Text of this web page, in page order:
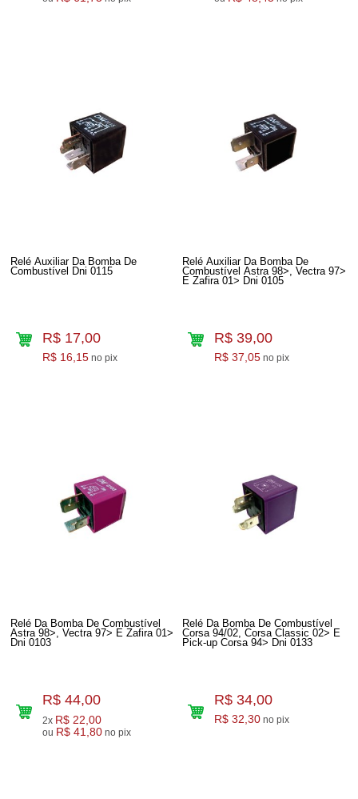
Relé Auxiliar Da Bomba De
Combustível Dni 0115
R$ 17,00
R$ 16,15 no pix
Relé Auxiliar Da Bomba De
Combustível Astra 98>, Vectra 97>
E Zafira 01> Dni 0105
R$ 39,00
R$ 37,05 no pix
Relé Da Bomba De Combustível
Astra 98>, Vectra 97> E Zafira 01>
Dni 0103
R$ 44,00
2x R$ 22,00
ou R$ 41,80 no pix
Relé Da Bomba De Combustível
Corsa 94/02, Corsa Classic 02> E
Pick-up Corsa 94> Dni 0133
R$ 34,00
R$ 32,30 no pix